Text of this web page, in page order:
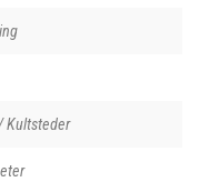
Kultsteder